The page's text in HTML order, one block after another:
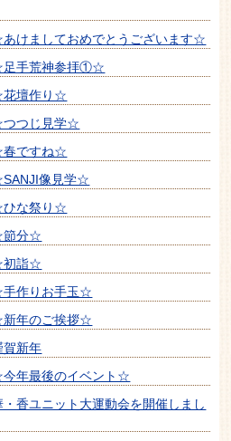
けましておめでとうございます☆
手荒神参拝①☆
壇作り☆
つじ見学☆
ですね☆
像見学☆
な祭り☆
分☆
詣☆
作りお手玉☆
年のご挨拶☆
賀新年
年最後のイベント☆
・香ユニット大運動会を開催しまし